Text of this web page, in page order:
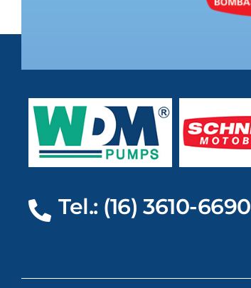
Tel.: (16) 3610-6690